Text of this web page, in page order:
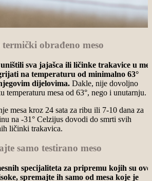
obrađeno meso
sva jajašca ili ličinke trakavice u
na temperaturu od minimalno 63°
dijelovima.Dakle, nije dovoljno
temperaturu mesa od 63°, nego i unutarnju.
mesa kroz 24 sata za ribu ili 7-10 dana za
na -31° Celzijus dovodi do smrti svih
ličinki trakavica.
samo testirano meso
specijaliteta za pripremu kojih su ove
spremajte ih samo od mesa koje je